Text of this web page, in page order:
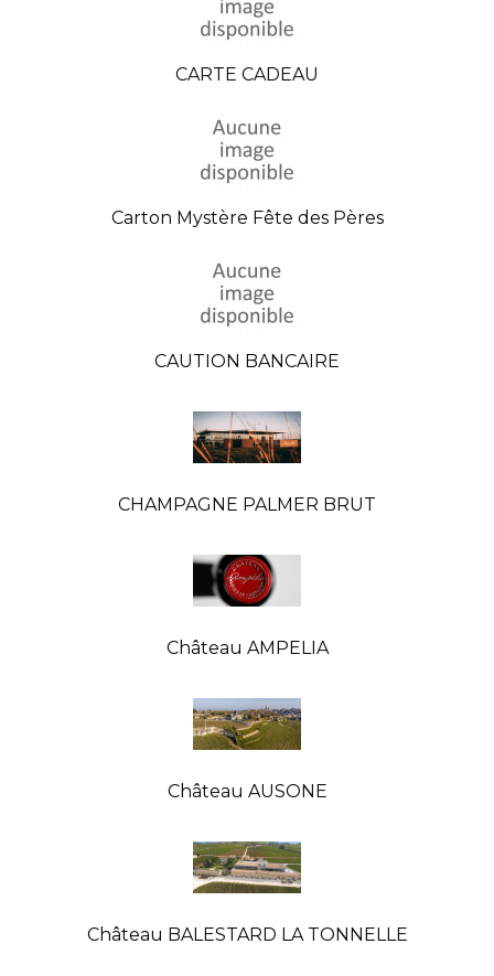
CARTE CADEAU
Carton Mystère Fête des Pères
CAUTION BANCAIRE
CHAMPAGNE PALMER BRUT
Château AMPELIA
Château AUSONE
Château BALESTARD LA TONNELLE